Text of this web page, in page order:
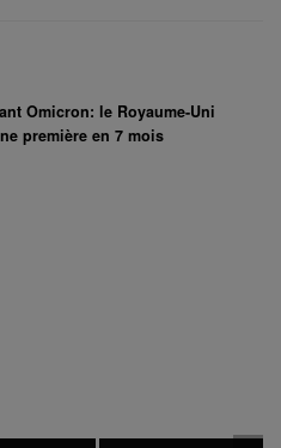
Omicron: le Royaume-Uni
première en 7 mois